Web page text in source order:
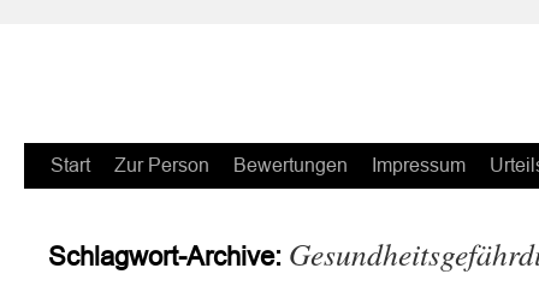
Zum
springen
Start Zur Person Bewertungen Impressum
Schlagwort-Archive: